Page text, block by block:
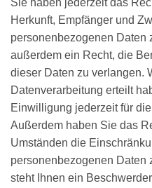
Herkunft, Empfänger und
personenbezogenen Daten
außerdem ein Recht, die
dieser Daten zu verlangen.
Datenverarbeitung erteilt
Einwilligung jederzeit für
Außerdem haben Sie das
Umständen die
personenbezogenen Daten
steht Ihnen ein